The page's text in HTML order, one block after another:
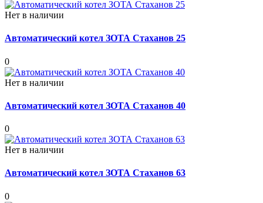
Нет в наличии
Автоматический котел ЗОТА Стаханов 25
0
Нет в наличии
Автоматический котел ЗОТА Стаханов 40
0
Нет в наличии
Автоматический котел ЗОТА Стаханов 63
0